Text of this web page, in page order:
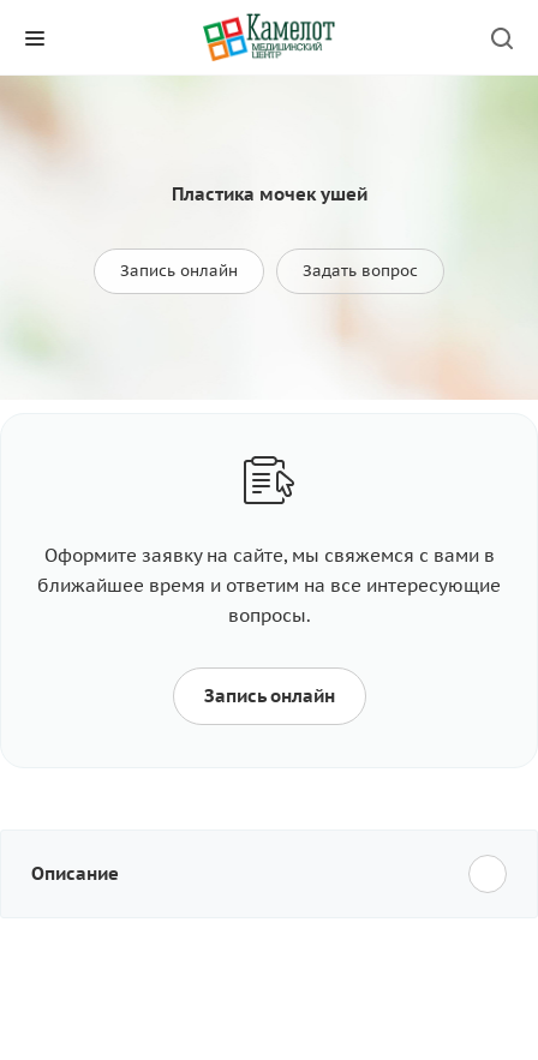
Пластика мочек ушей
Запись онлайн Задать вопрос
Оформите заявку на сайте, мы свяжемся с вами в
ближайшее время и ответим на все интересующие
вопросы.
Запись онлайн
Описание